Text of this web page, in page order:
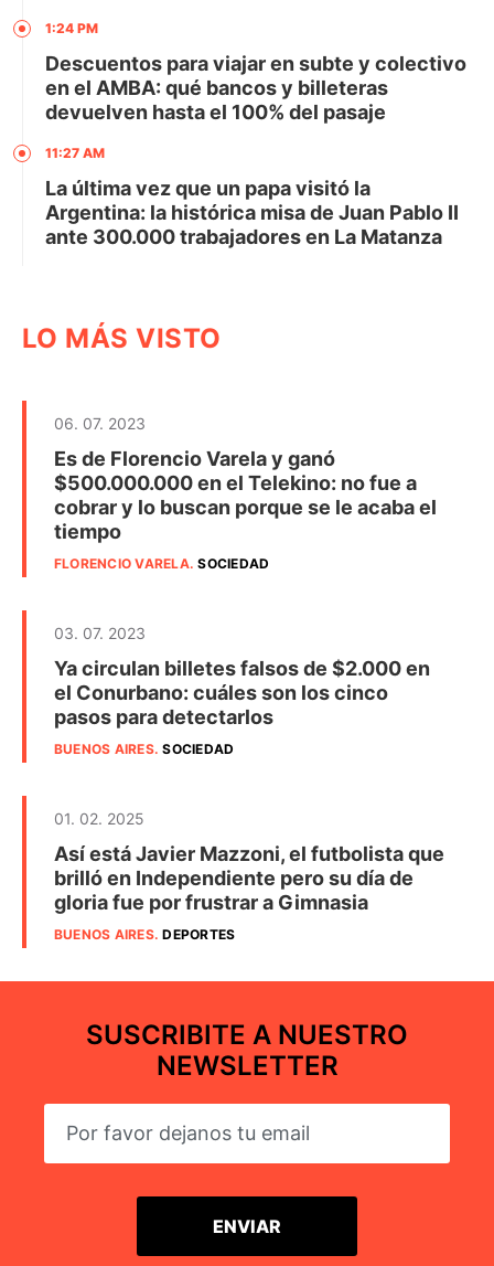
1:24 PM
Descuentos para viajar en subte y colectivo
en el AMBA: qué bancos y billeteras
devuelven hasta el 100% del pasaje
11:27 AM
La última vez que un papa visitó la
Argentina: la histórica misa de Juan Pablo II
ante 300.000 trabajadores en La Matanza
LO MÁS VISTO
06. 07. 2023
Es de Florencio Varela y ganó
$500.000.000 en el Telekino: no fue a
cobrar y lo buscan porque se le acaba el
tiempo
FLORENCIO VARELA.SOCIEDAD
03. 07. 2023
Ya circulan billetes falsos de $2.000 en
el Conurbano: cuáles son los cinco
pasos para detectarlos
BUENOS AIRES.SOCIEDAD
01. 02. 2025
Así está Javier Mazzoni, el futbolista que
brilló en Independiente pero su día de
gloria fue por frustrar a Gimnasia
BUENOS AIRES.DEPORTES
SUSCRIBITE A NUESTRO
NEWSLETTER